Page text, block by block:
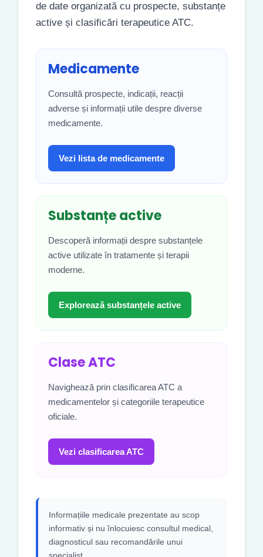
de date organizată cu prospecte, substanțe
active și clasificări terapeutice ATC.
Medicamente
Consultă prospecte, indicații, reacții
adverse și informații utile despre diverse
medicamente.
Vezi lista de medicamente
Substanțe active
Descoperă informații despre substanțele
active utilizate în tratamente și terapii
moderne.
Explorează substanțele active
Clase ATC
Navighează prin clasificarea ATC a
medicamentelor și categoriile terapeutice
oficiale.
Vezi clasificarea ATC
Informațiile medicale prezentate au scop
informativ și nu înlocuiesc consultul medical,
diagnosticul sau recomandările unui